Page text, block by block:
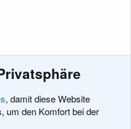
, damit diese Website
um den Komfort bei der